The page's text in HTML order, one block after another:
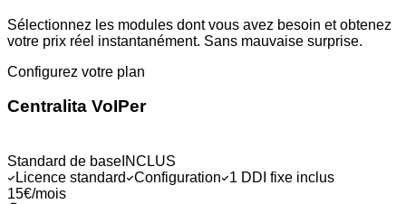
Sélectionnez les modules dont vous avez besoin et obtenez
votre prix réel instantanément. Sans mauvaise surprise.
Configurez votre plan
Centralita VoIPer
Standard de base INCLUS
Licence standard
Configuration
1 DDI fixe inclus
15€/mois